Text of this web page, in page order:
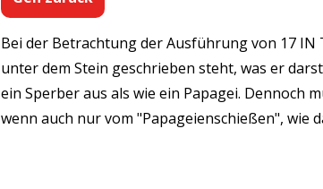
Bei der Betrachtung der Ausführung von 17 IN
unter dem Stein geschrieben steht, was er
ein Sperber aus als wie ein Papagei. Dennoch
wenn auch nur vom "Papageienschießen", wie